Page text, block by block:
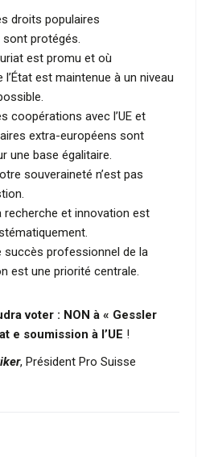
droits populaires
protégés.
est promu et où
l’État est maintenue à un niveau
coopérations avec l’UE et
extra-européens sont
une base égalitaire.
souveraineté n’est pas
recherche et innovation est
succès professionnel de la
est une priorité centrale.
voter : NON à « Gessler
e soumission à l’UE !
, Président Pro Suisse